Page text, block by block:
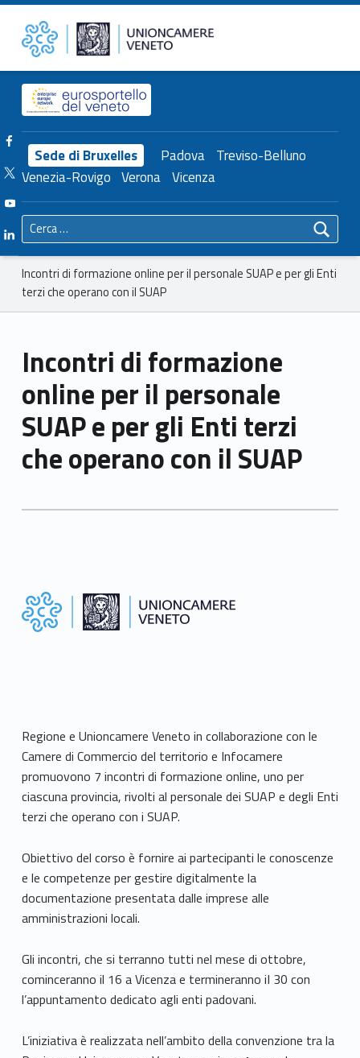
Incontri di formazione online per il personale SUAP e per gli Enti terzi che operano con il SUAP – Unioncamere del Veneto
Unioncamere del Veneto
Header info sidebar
Sede di Bruxelles Padova Treviso-Belluno
Venezia-Rovigo Verona Vicenza
Facebook Unioncamere Veneto
Twitter Unioncamere Veneto
Youtube Unioncamere Veneto
Linkedin Unioncamere Veneto
Ricerca per:
Breadcrumbs navigation
Incontri di formazione online per il personale SUAP e per gli Enti
terzi che operano con il SUAP
Incontri di formazione
online per il personale
SUAP e per gli Enti terzi
che operano con il SUAP
Regione e Unioncamere Veneto in collaborazione con le
Camere di Commercio del territorio e Infocamere
promuovono 7 incontri di formazione online, uno per
ciascuna provincia, rivolti al personale dei SUAP e degli Enti
terzi che operano con i SUAP.
Obiettivo del corso è fornire ai partecipanti le conoscenze
e le competenze per gestire digitalmente la
documentazione presentata dalle imprese alle
amministrazioni locali.
Gli incontri, che si terranno tutti nel mese di ottobre,
cominceranno il 16 a Vicenza e termineranno iI 30 con
l’appuntamento dedicato agli enti padovani.
L’iniziativa è realizzata nell’ambito della convenzione tra la